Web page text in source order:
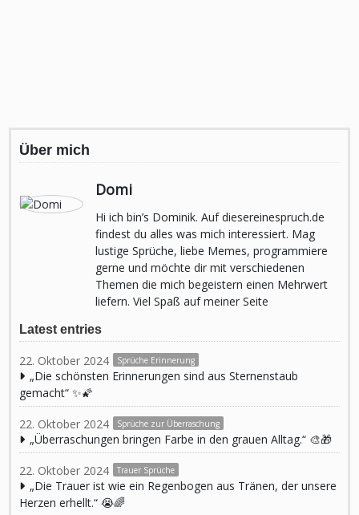
Über mich
Domi
Hi ich bin’s Dominik. Auf diesereinespruch.de
findest du alles was mich interessiert. Mag
lustige Sprüche, liebe Memes, programmiere
gerne und möchte dir mit verschiedenen
Themen die mich begeistern einen Mehrwert
liefern. Viel Spaß auf meiner Seite
Latest entries
22. Oktober 2024 Sprüche Erinnerung
„Die schönsten Erinnerungen sind aus Sternenstaub
gemacht“ ✨🌠
22. Oktober 2024 Sprüche zur Überraschung
„Überraschungen bringen Farbe in den grauen Alltag.“ 🎨🎁
22. Oktober 2024 Trauer Sprüche
„Die Trauer ist wie ein Regenbogen aus Tränen, der unsere
Herzen erhellt.“ 😭🌈